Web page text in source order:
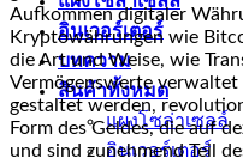
อินเวอร์เตอร์
บทความ
สินค้าทั้งหมด
แผงโซล่าเซลล์
อินเวอร์เตอร์
Aufkommen digitaler
Kryptowährungen wie
die Art und Weise, wie
Vermögenswerte
gestaltet werden,
Form des Geldes, die auf
und sind zunehmend Teil